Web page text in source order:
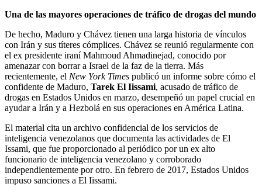
Una de las mayores operaciones de tráfico de drogas del mundo
De hecho, Maduro y Chávez tienen una larga historia de vínculos
con Irán y sus títeres cómplices. Chávez se reunió regularmente con
el ex presidente iraní Mahmoud Ahmadinejad, conocido por
amenazar con borrar a Israel de la faz de la tierra. Más
recientemente, el New York Times publicó un informe sobre cómo el
confidente de Maduro, Tarek El Iissami, acusado de tráfico de
drogas en Estados Unidos en marzo, desempeñó un papel crucial en
ayudar a Irán y a Hezbolá en sus operaciones en América Latina.
El material cita un archivo confidencial de los servicios de
inteligencia venezolanos que documenta las actividades de El
Issami, que fue proporcionado al periódico por un ex alto
funcionario de inteligencia venezolano y corroborado
independientemente por otro. En febrero de 2017, Estados Unidos
impuso sanciones a El Iissami.